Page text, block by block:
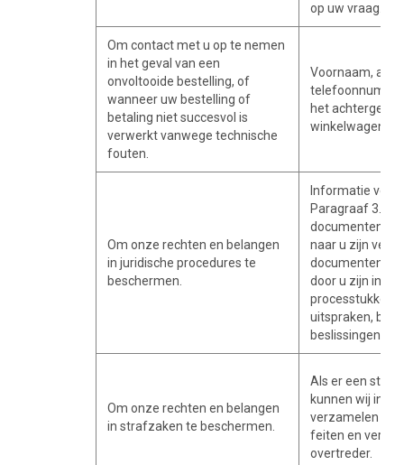
op uw vraag.
Om contact met u op te nemen
in het geval van een
onvoltooide bestelling, of
wanneer uw bestelling of
betaling niet succesvol is
verwerkt vanwege technische
fouten.
Voornaam,
het
winkelwagentje.
Om onze rechten en belangen
in juridische procedures te
beschermen.
Informatie
Paragraaf 3.1
documenten en
naar u zijn
documenten en
door u zijn
processtukken,
uitspraken,
beslissingen.
Om onze rechten en belangen
in strafzaken te beschermen.
Als er een
kunnen wij
verzamelen
feiten en
overtreder.